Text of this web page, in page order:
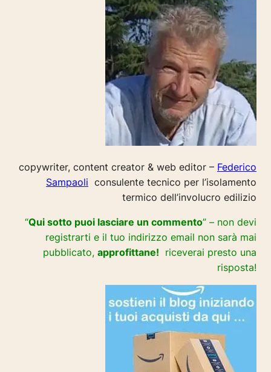
copywriter, content creator & web editor – Federico
Sampaoli consulente tecnico per l’isolamento
termico dell’involucro edilizio
“Qui sotto puoi lasciare un commento” – non devi
registrarti e il tuo indirizzo email non sarà mai
pubblicato, approfittane! riceverai presto una
risposta!